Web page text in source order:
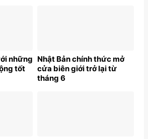
những
tốt
Nhật Bản chính thức mở
cửa biên giới trở lại từ
tháng 6